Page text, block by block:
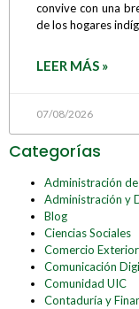
convive con una
de los hogares
LEER MÁS »
07/08/2026
Categorías
Administración
Administración y
Blog
Ciencias Sociales
Comercio
Comunicación
Comunidad UIC
Contaduría y